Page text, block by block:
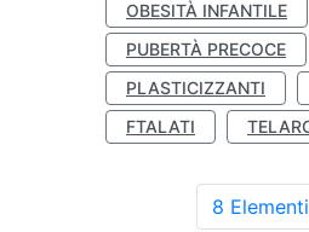
OBESITÀ INFANTILE
PUBERTÀ PRECOCE
PLASTICIZZANTI
FTALATI
8 Elementi